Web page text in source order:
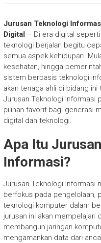
Jurusan Teknologi
Digital – Di era digital
teknologi berjalan begitu
semua aspek kehidupan.
kesehatan, hingga
sistem berbasis teknologi
akan tenaga ahli di bidang
Jurusan Teknologi Informasi
pilihan favorit bagi generasi
digital dan teknologi.
Apa Itu
Informasi?
Jurusan Teknologi Informasi
berfokus pada pengelolaan,
teknologi komputer dalam
jurusan ini akan
membangun jaringan
mengamankan data dari